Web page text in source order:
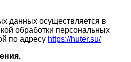
данных осуществляется в
обработки персональных
по адресу https://huter.su/